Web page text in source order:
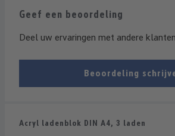
Geef een beoordeling
Deel uw ervaringen met andere
Beoordeling
Acryl ladenblok DIN A4, 3 laden